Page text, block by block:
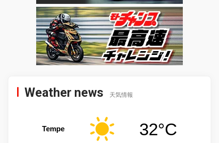
Weather news 天気情報
Tempe 32°C